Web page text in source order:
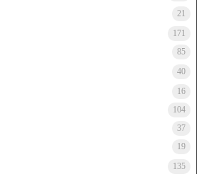
21
171
85
40
16
104
37
19
135